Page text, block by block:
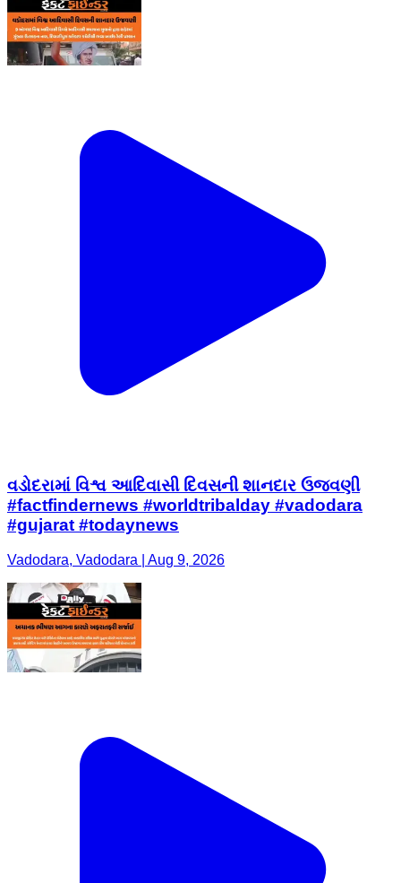
વડોદરામાં વિશ્વ આદિવાસી દિવસની શાનદાર ઉજવણી
#factfindernews #worldtribalday #vadodara
#gujarat #todaynews
Vadodara, Vadodara | Aug 9, 2026